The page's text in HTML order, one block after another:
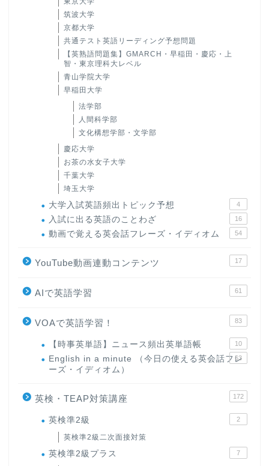
筑波大学
京都大学
共通テスト英語リーディング予想問題
【英熟語問題集】GMARCH・早稲田・慶応・上
智・東京理科大レベル
青山学院大学
早稲田大学
法学部
人間科学部
文化構想学部・文学部
慶応大学
お茶の水女子大学
千葉大学
埼玉大学
大学入試英語頻出トピック予想 4
入試に出る英語のことわざ 16
動画で覚える英会話フレーズ・イディオム 54
YouTube動画連動コンテンツ 17
AIで英語学習 61
VOAで英語学習！ 83
【時事英単語】ニュース頻出英単語帳 10
English in a minute （今日の使える英会話フレ
ーズ・イディオム）
63
英検・TEAP対策講座 172
英検準2級 2
英検準2級二次面接対策
英検準2級プラス 7